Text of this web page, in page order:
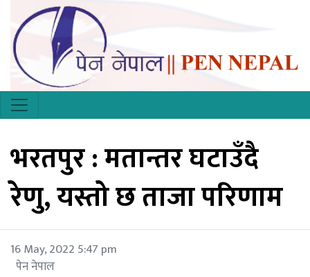
भरतपुर : मतान्तर घटाउँदै
रेणु, यस्तो छ ताजा परिणाम
16 May, 2022 5:47 pm
पेन नेपाल